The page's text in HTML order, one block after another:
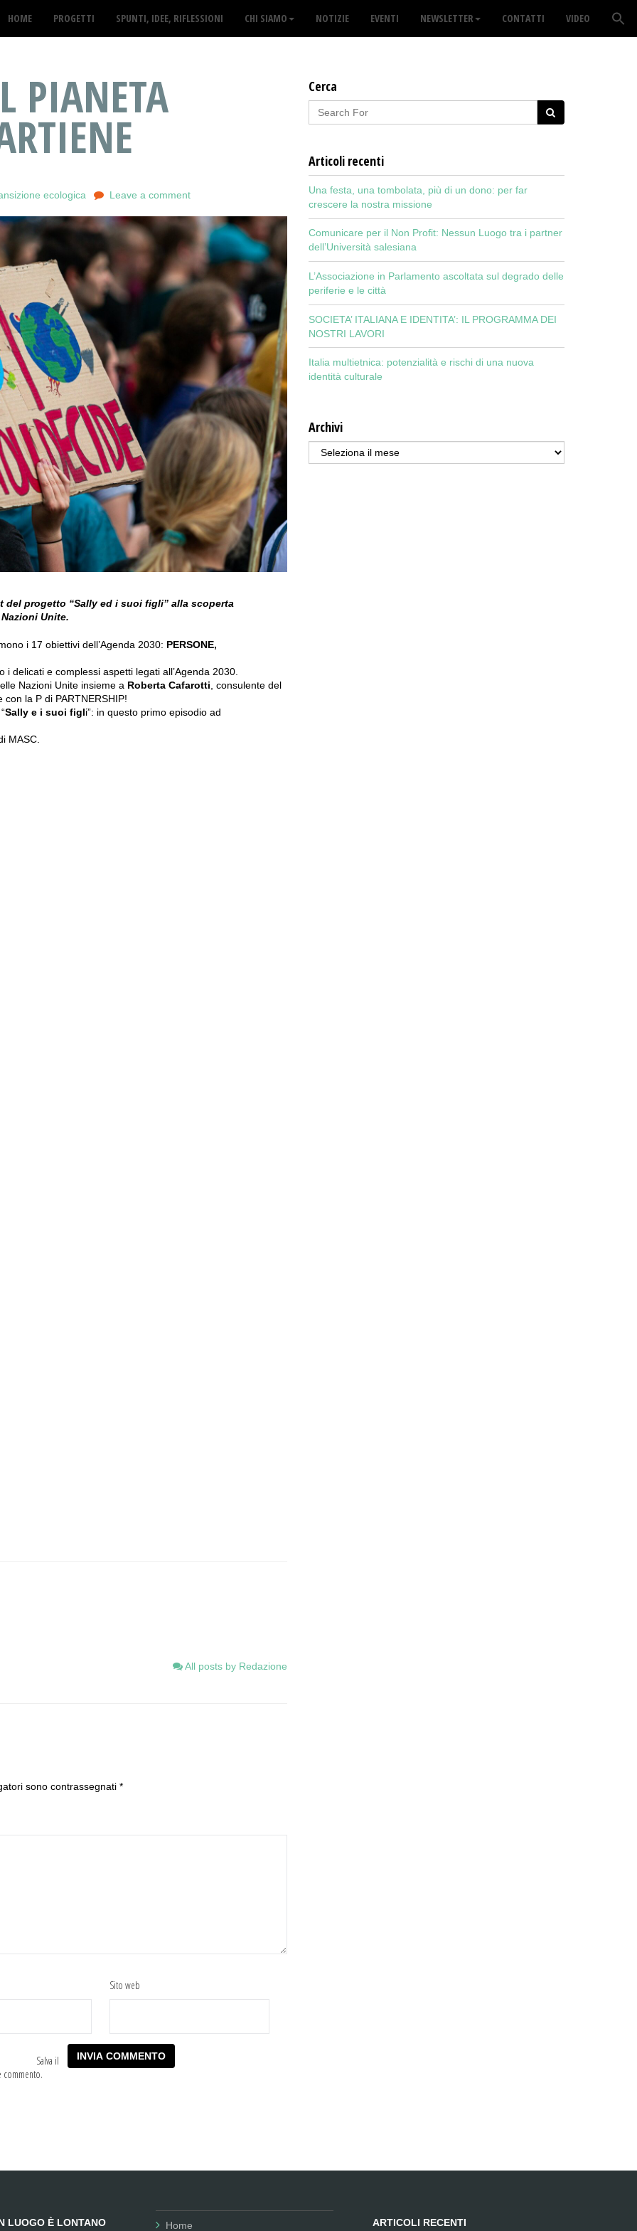
HOME PROGETTI SPUNTI, IDEE, RIFLESSIONI CHI SIAMO NOTIZIE EVENTI NEWSLETTER CONTATTI VIDEO
PIANETA
ecologica Leave a comment
progetto “Sally ed i suoi figli” alla scoperta
Unite.
i 17 obiettivi dell’Agenda 2030: PERSONE,
delicati e complessi aspetti legati all’Agenda 2030.
Nazioni Unite insieme a Roberta Cafarotti, consulente del
con la P di PARTNERSHIP!
Sally e i suoi figli”: in questo primo episodio ad
MASC.
All posts by Redazione
sono contrassegnati *
Sito web
Salva il
commento.
Cerca
Articoli recenti
Una festa, una tombolata, più di un dono: per far
crescere la nostra missione
Comunicare per il Non Profit: Nessun Luogo tra i partner
dell’Università salesiana
L’Associazione in Parlamento ascoltata sul degrado delle
periferie e le città
SOCIETA’ ITALIANA E IDENTITA’: IL PROGRAMMA DEI
NOSTRI LAVORI
Italia multietnica: potenzialità e rischi di una nuova
identità culturale
Archivi
Archivi
LUOGO È LONTANO Home ARTICOLI RECENTI